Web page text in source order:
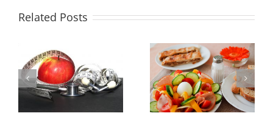
Related Posts
Dieta Dla Wątroby
Objawy Które Mogą
Wskazywać Na
Problem Z Wątrobą